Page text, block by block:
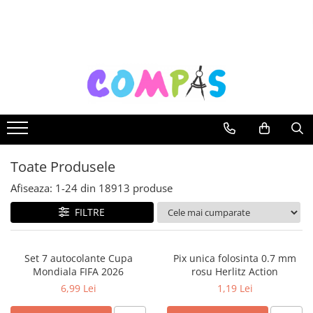
Noutăți Librăria Compas
Souvenir România
Rechizite școlare
Instrumente de scris
Stilouri școlare
Rollere și finelinere
Markere și textmarkere
Creioane grafice
Creioane colorate
Creioane cerate
Toate Produsele
Afiseaza: 1-24 din 18913 produse
FILTRE
Set 7 autocolante Cupa
Mondiala FIFA 2026
6,99 Lei
Pix unica folosinta 0.7 mm
rosu Herlitz Action
1,19 Lei